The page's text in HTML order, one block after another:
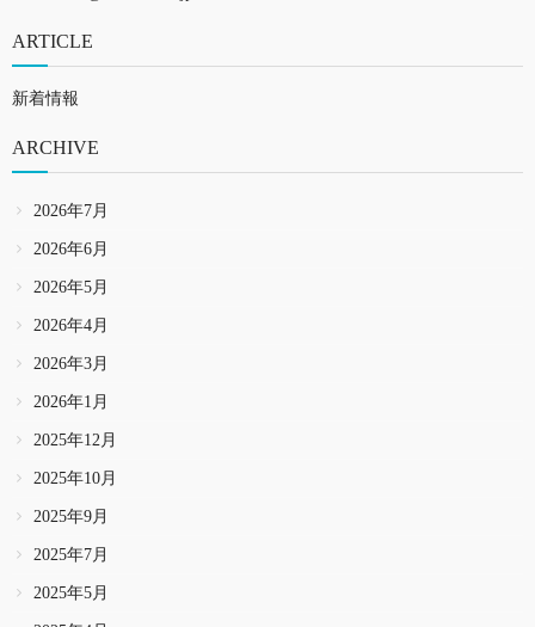
ARTICLE
新着情報
ARCHIVE
2026年7月
2026年6月
2026年5月
2026年4月
2026年3月
2026年1月
2025年12月
2025年10月
2025年9月
2025年7月
2025年5月